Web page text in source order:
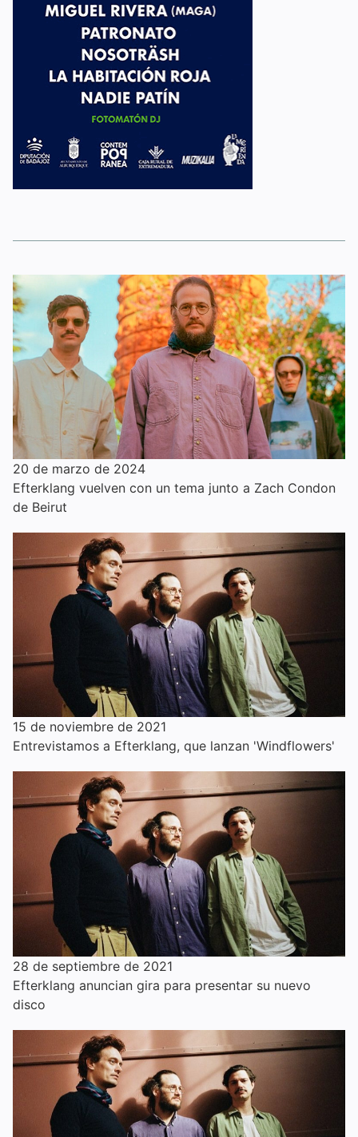
20 de marzo de 2024
Efterklang vuelven con un tema junto a Zach Condon
de Beirut
15 de noviembre de 2021
Entrevistamos a Efterklang, que lanzan 'Windflowers'
28 de septiembre de 2021
Efterklang anuncian gira para presentar su nuevo
disco